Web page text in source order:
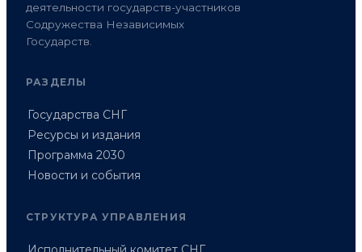
деятельности государств-участников
Содружества Независимых
Государств.
РАЗДЕЛЫ
Государства СНГ
Ресурсы и издания
Программа 2030
Новости и события
СТРУКТУРА УПРАВЛЕНИЯ